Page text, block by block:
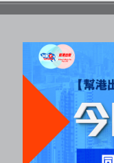
reserved.